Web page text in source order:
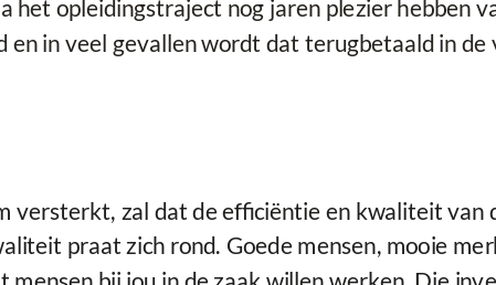
het opleidingstraject nog jaren plezier hebben
in veel gevallen wordt dat terugbetaald in
versterkt, zal dat de efficiëntie en kwaliteit van
praat zich rond. Goede mensen, mooie